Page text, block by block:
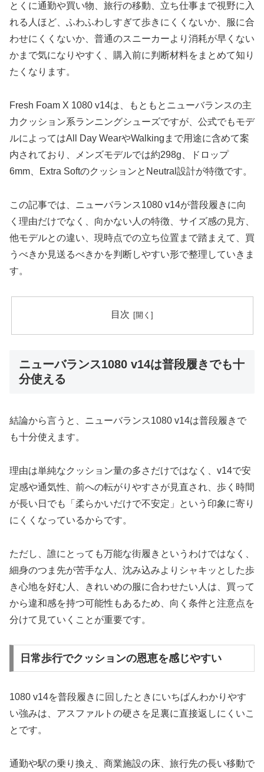
とくに通勤や買い物、旅行の移動、立ち仕事まで視野に入
れる人ほど、ふわふわしすぎて歩きにくくないか、服に合
わせにくくないか、普通のスニーカーより消耗が早くない
かまで気になりやすく、購入前に判断材料をまとめて知り
たくなります。
Fresh Foam X 1080 v14は、もともとニューバランスの主
力クッション系ランニングシューズですが、公式でもモデ
ルによってはAll Day WearやWalkingまで用途に含めて案
内されており、メンズモデルでは約298g、ドロップ
6mm、Extra SoftのクッションとNeutral設計が特徴です。
この記事では、ニューバランス1080 v14が普段履きに向
く理由だけでなく、向かない人の特徴、サイズ感の見方、
他モデルとの違い、現時点での立ち位置まで踏まえて、買
うべきか見送るべきかを判断しやすい形で整理していきま
す。
目次
ニューバランス1080 v14は普段履きでも十
分使える
結論から言うと、ニューバランス1080 v14は普段履きで
も十分使えます。
理由は単純なクッション量の多さだけではなく、v14で安
定感や通気性、前への転がりやすさが見直され、歩く時間
が長い日でも「柔らかいだけで不安定」という印象に寄り
にくくなっているからです。
ただし、誰にとっても万能な街履きというわけではなく、
細身のつま先が苦手な人、沈み込みよりシャキッとした歩
き心地を好む人、きれいめの服に合わせたい人は、買って
から違和感を持つ可能性もあるため、向く条件と注意点を
分けて見ていくことが重要です。
日常歩行でクッションの恩恵を感じやすい
1080 v14を普段履きに回したときにいちばんわかりやす
い強みは、アスファルトの硬さを足裏に直接返しにくいこ
とです。
通勤や駅の乗り換え、商業施設の床、旅行先の長い移動で